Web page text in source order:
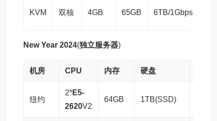
KVM 双核 4GB 65GB 6TB/1Gbps
New Year 2024(独立服务器)
机房 CPU 内存 硬盘
纽约
2*E5-
2620V2
64GB 1TB(SSD)